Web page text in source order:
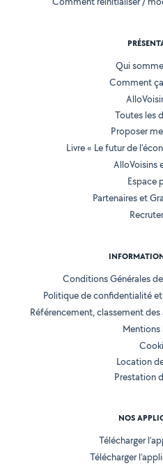
Qui
Comment
Toutes les
Proposer
Livre « Le futur de
AlloVoisins
Espace
Partenaires et
Conditions Générales
Politique de confidentialité
Référencement, classement
Mentions
Location
Prestation
NOS
Télécharger
Télécharger